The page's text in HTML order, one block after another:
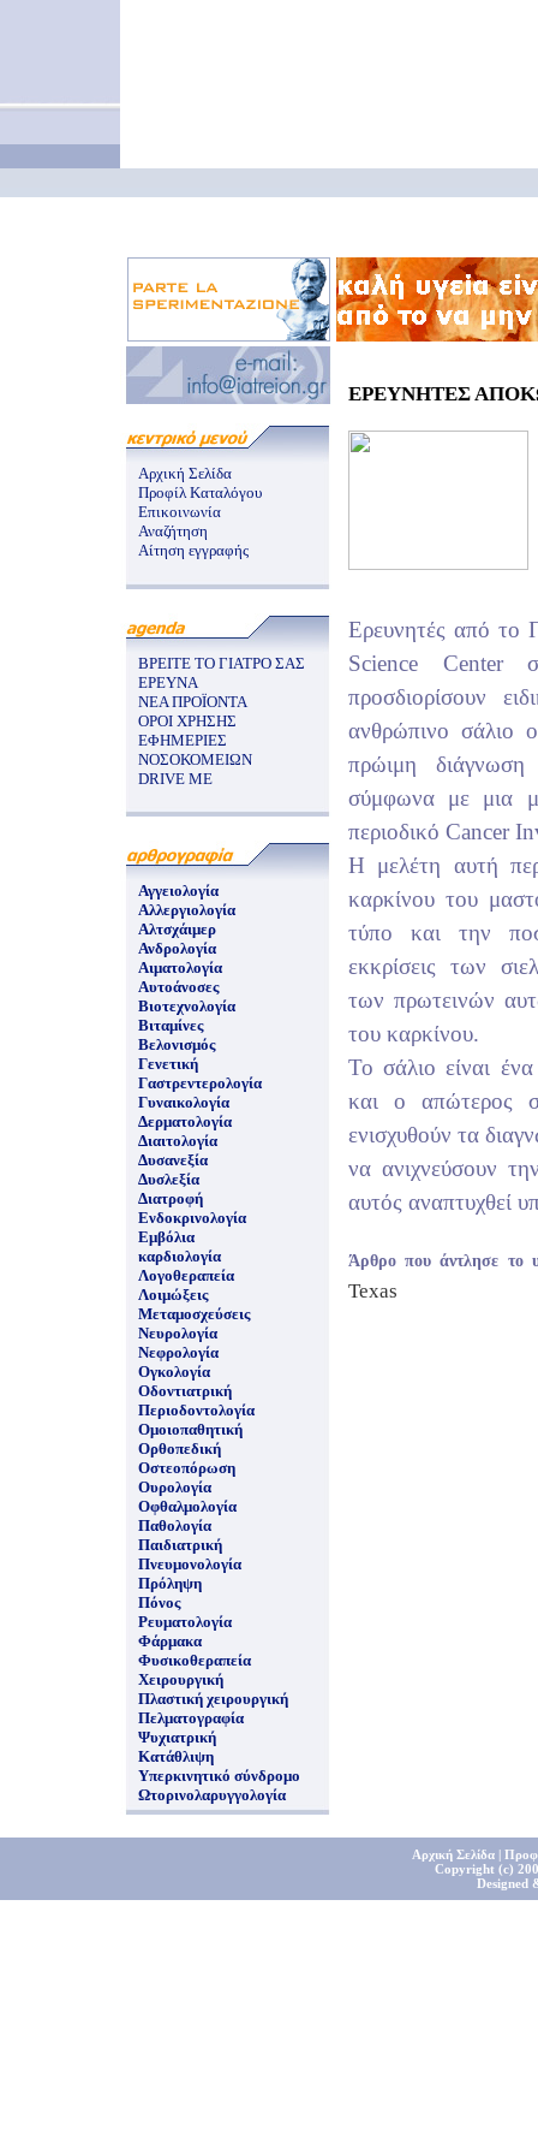
Αρχική Σελίδα
Προφίλ Καταλόγου
Επικοινωνία
Αναζήτηση
Αίτηση εγγραφής
ΒΡΕΙΤΕ ΤΟ ΓΙΑΤΡΟ ΣΑΣ
ΕΡΕΥΝΑ
ΝΕΑ ΠΡΟΪΟΝΤΑ
ΟΡΟΙ ΧΡΗΣΗΣ
ΕΦΗΜΕΡΙΕΣ
ΝΟΣΟΚΟΜΕΙΩΝ
DRIVE ME
Αγγειολογία
Αλλεργιολογία
Αλτσχάιμερ
Ανδρολογία
Αιματολογία
Αυτοάνοσες
Βιοτεχνολογία
Βιταμίνες
Βελονισμός
Γενετική
Γαστρεντερολογία
Γυναικολογία
Δερματολογία
Διαιτολογία
Δυσανεξία
Δυσλεξία
Διατροφή
Ενδοκρινολογία
Εμβόλια
καρδιολογία
Λογοθεραπεία
Λοιμώξεις
Μεταμοσχεύσεις
Νευρολογία
Νεφρολογία
Ογκολογία
Οδοντιατρική
Περιοδοντολογία
Ομοιοπαθητική
Ορθοπεδική
Οστεοπόρωση
Ουρολογία
Οφθαλμολογία
Παθολογία
Παιδιατρική
Πνευμονολογία
Πρόληψη
Πόνος
Ρευματολογία
Φάρμακα
Φυσικοθεραπεία
Χειρουργική
Πλαστική χειρουργική
Πελματογραφία
Ψυχιατρική
Κατάθλιψη
Υπερκινητικό σύνδρομο
Ωτορινολαρυγγολογία
ΕΡΕΥΝΗΤΕΣ
Ερευνητές από το
Science Center
προσδιορίσουν
ανθρώπινο σάλιο
πρώιμη
σύμφωνα με μια
περιοδικό Cancer
Η μελέτη αυτή
καρκίνου του
τύπο και την
εκκρίσεις των
των πρωτεινών
του καρκίνου.
Το σάλιο είναι
και ο απώτερος
ενισχυθούν τα
να ανιχνεύσουν
αυτός αναπτυχθεί
Άρθρο που άντλησε το
Texas
Αρχική Σελίδα|
Copyright (c)
Designed